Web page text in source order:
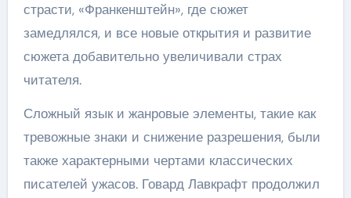
страсти, «Франкенштейн», где сюжет
замедлялся, и все новые открытия и развитие
сюжета добавительно увеличивали страх
читателя.
Сложный язык и жанровые элементы, такие как
тревожные знаки и снижение разрешения, были
также характерными чертами классических
писателей ужасов. Говард Лавкрафт продолжил